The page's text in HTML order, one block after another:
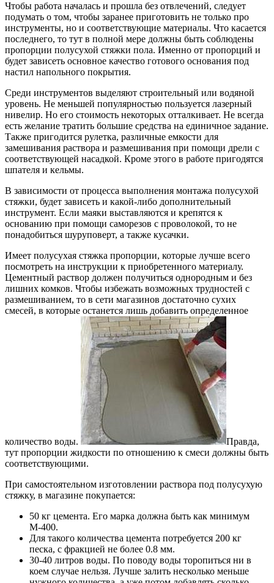
Чтобы работа началась и прошла без отвлечений, следует
подумать о том, чтобы заранее приготовить не только про
инструменты, но и соответствующие материалы. Что касается
последнего, то тут в полной мере должны быть соблюдены
пропорции полусухой стяжки пола. Именно от пропорций и
будет зависеть основное качество готового основания под
настил напольного покрытия.
Среди инструментов выделяют строительный или водяной
уровень. Не меньшей популярностью пользуется лазерный
нивелир. Но его стоимость некоторых отталкивает. Не всегда
есть желание тратить большие средства на единичное задание.
Также пригодится рулетка, различные емкости для
замешивания раствора и размешивания при помощи дрели с
соответствующей насадкой. Кроме этого в работе пригодятся
шпателя и кельмы.
В зависимости от процесса выполнения монтажа полусухой
стяжки, будет зависеть и какой-либо дополнительный
инструмент. Если маяки выставляются и крепятся к
основанию при помощи саморезов с проволокой, то не
понадобиться шуруповерт, а также кусачки.
Имеет полусухая стяжка пропорции, которые лучше всего
посмотреть на инструкции к приобретенного материалу.
Цементный раствор должен получиться однородным и без
лишних комков. Чтобы избежать возможных трудностей с
размешиванием, то в сети магазинов достаточно сухих
смесей, в которые останется лишь добавить определенное
количество воды.
Правда,
тут пропорции жидкости по отношению к смеси должны быть
соответствующими.
При самостоятельном изготовлении раствора под полусухую
стяжку, в магазине покупается:
50 кг цемента. Его марка должна быть как минимум
М-400.
Для такого количества цемента потребуется 200 кг
песка, с фракцией не более 0.8 мм.
30-40 литров воды. По поводу воды торопиться ни в
коем случае нельзя. Лучше залить несколько меньше